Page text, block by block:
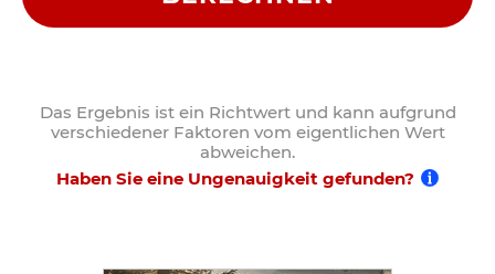
Das Ergebnis ist ein Richtwert und kann aufgrund
verschiedener Faktoren vom eigentlichen Wert
abweichen.
Haben Sie eine Ungenauigkeit gefunden?